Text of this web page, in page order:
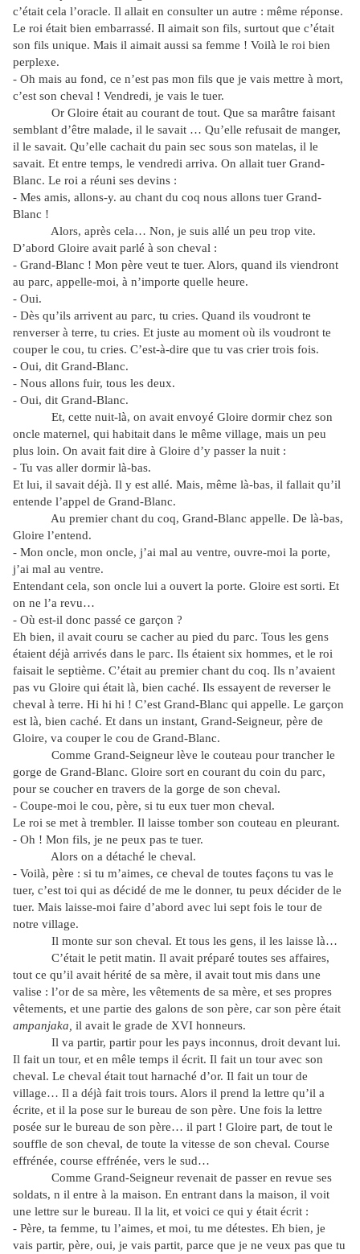
c’était cela l’oracle. Il allait en consulter un autre : même réponse.
Le roi était bien embarrassé. Il aimait son fils, surtout que c’était
son fils unique. Mais il aimait aussi sa femme ! Voilà le roi bien
perplexe.
- Oh mais au fond, ce n’est pas mon fils que je vais mettre à mort,
c’est son cheval ! Vendredi, je vais le tuer.
Or Gloire était au courant de tout. Que sa marâtre faisant
semblant d’être malade, il le savait … Qu’elle refusait de manger,
il le savait. Qu’elle cachait du pain sec sous son matelas, il le
savait. Et entre temps, le vendredi arriva. On allait tuer Grand-
Blanc. Le roi a réuni ses devins :
- Mes amis, allons-y. au chant du coq nous allons tuer Grand-
Blanc !
Alors, après cela… Non, je suis allé un peu trop vite.
D’abord Gloire avait parlé à son cheval :
- Grand-Blanc ! Mon père veut te tuer. Alors, quand ils viendront
au parc, appelle-moi, à n’importe quelle heure.
- Oui.
- Dès qu’ils arrivent au parc, tu cries. Quand ils voudront te
renverser à terre, tu cries. Et juste au moment où ils voudront te
couper le cou, tu cries. C’est-à-dire que tu vas crier trois fois.
- Oui, dit Grand-Blanc.
- Nous allons fuir, tous les deux.
- Oui, dit Grand-Blanc.
Et, cette nuit-là, on avait envoyé Gloire dormir chez son
oncle maternel, qui habitait dans le même village, mais un peu
plus loin. On avait fait dire à Gloire d’y passer la nuit :
- Tu vas aller dormir là-bas.
Et lui, il savait déjà. Il y est allé. Mais, même là-bas, il fallait qu’il
entende l’appel de Grand-Blanc.
Au premier chant du coq, Grand-Blanc appelle. De là-bas,
Gloire l’entend.
- Mon oncle, mon oncle, j’ai mal au ventre, ouvre-moi la porte,
j’ai mal au ventre.
Entendant cela, son oncle lui a ouvert la porte. Gloire est sorti. Et
on ne l’a revu…
- Où est-il donc passé ce garçon ?
Eh bien, il avait couru se cacher au pied du parc. Tous les gens
étaient déjà arrivés dans le parc. Ils étaient six hommes, et le roi
faisait le septième. C’était au premier chant du coq. Ils n’avaient
pas vu Gloire qui était là, bien caché. Ils essayent de reverser le
cheval à terre. Hi hi hi ! C’est Grand-Blanc qui appelle. Le garçon
est là, bien caché. Et dans un instant, Grand-Seigneur, père de
Gloire, va couper le cou de Grand-Blanc.
Comme Grand-Seigneur lève le couteau pour trancher le
gorge de Grand-Blanc. Gloire sort en courant du coin du parc,
pour se coucher en travers de la gorge de son cheval.
- Coupe-moi le cou, père, si tu eux tuer mon cheval.
Le roi se met à trembler. Il laisse tomber son couteau en pleurant.
- Oh ! Mon fils, je ne peux pas te tuer.
Alors on a détaché le cheval.
- Voilà, père : si tu m’aimes, ce cheval de toutes façons tu vas le
tuer, c’est toi qui as décidé de me le donner, tu peux décider de le
tuer. Mais laisse-moi faire d’abord avec lui sept fois le tour de
notre village.
Il monte sur son cheval. Et tous les gens, il les laisse là…
C’était le petit matin. Il avait préparé toutes ses affaires,
tout ce qu’il avait hérité de sa mère, il avait tout mis dans une
valise : l’or de sa mère, les vêtements de sa mère, et ses propres
vêtements, et une partie des galons de son père, car son père était
ampanjaka, il avait le grade de XVI honneurs.
Il va partir, partir pour les pays inconnus, droit devant lui.
Il fait un tour, et en mêle temps il écrit. Il fait un tour avec son
cheval. Le cheval était tout harnaché d’or. Il fait un tour de
village… Il a déjà fait trois tours. Alors il prend la lettre qu’il a
écrite, et il la pose sur le bureau de son père. Une fois la lettre
posée sur le bureau de son père… il part ! Gloire part, de tout le
souffle de son cheval, de toute la vitesse de son cheval. Course
effrénée, course effrénée, vers le sud…
Comme Grand-Seigneur revenait de passer en revue ses
soldats, n il entre à la maison. En entrant dans la maison, il voit
une lettre sur le bureau. Il la lit, et voici ce qui y était écrit :
- Père, ta femme, tu l’aimes, et moi, tu me détestes. Eh bien, je
vais partir, père, oui, je vais partit, parce que je ne veux pas que tu